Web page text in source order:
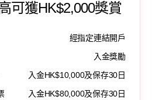
可獲HK$2,000獎賞
經指定連結開戶
入金獎勵
入金HK$10,000及保存30日
入金HK$80,000及保存30日